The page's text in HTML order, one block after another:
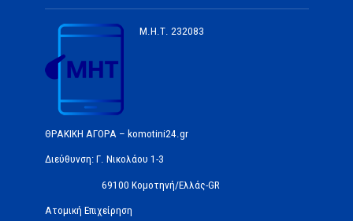
Μ.Η.Τ. 232083
ΘΡΑΚΙΚΗ ΑΓΟΡΑ – komotini24.gr
Διεύθυνση: Γ. Νικολάου 1-3
69100 Κομοτηνή/Ελλάς-GR
Ατομική Επιχείρηση